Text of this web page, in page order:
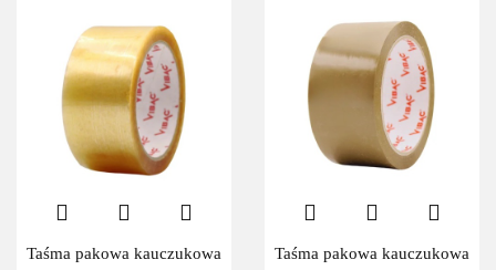
Taśma pakowa kauczukowa
Taśma pakowa kauczukowa